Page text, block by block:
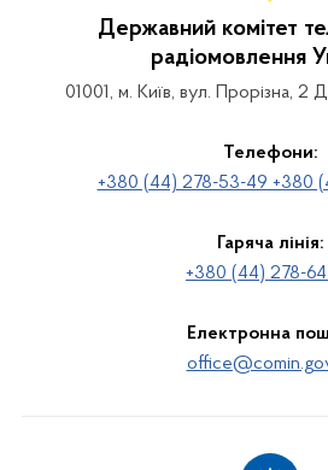
Державний комітет
радіомовлення
01001, м. Київ, вул. Прорізна, 2
Телефони:
+380 (44) 278-53-49 +380
Гаряча лінія:
+380 (44) 278-
Електронна